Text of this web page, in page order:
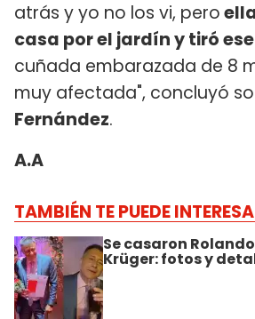
atrás y yo no los vi, pero
casa por el jardín y tiró
cuñada embarazada de 8
muy afectada", concluyó
Fernández.
A.A
TAMBIÉN TE PUEDE
Se casaron
Krüger: fotos y